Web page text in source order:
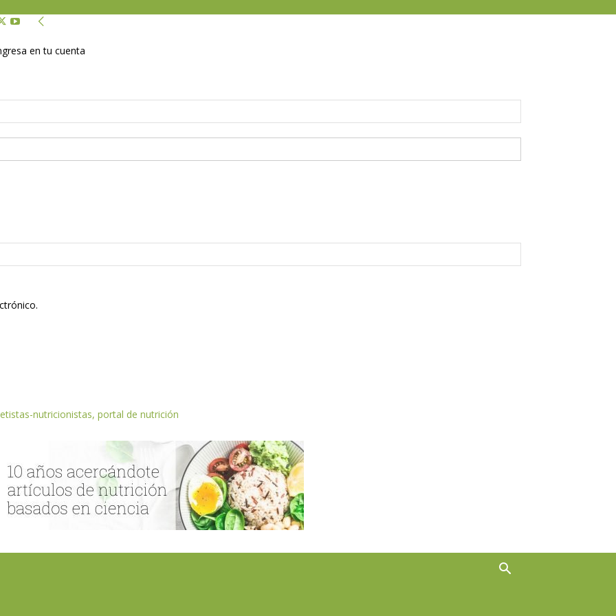
en tu cuenta
nutricionistas, portal de nutrición